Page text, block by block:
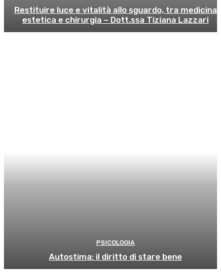
Restituire luce e vitalità allo sguardo, tra medicina
estetica e chirurgia – Dott.ssa Tiziana Lazzari
PSICOLOGIA
Autostima: il diritto di stare bene